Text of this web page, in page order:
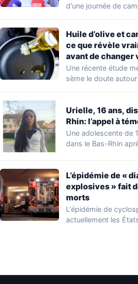
d'une journée de
Huile d’olive et
ce que révèle
avant de changer
Une récente étude
sème le doute
Urielle, 16 ans,
Rhin: l’appel à
Une adolescente de
dans le Bas-Rhin
L’épidémie de «
explosives » fait
morts
L'épidémie de
actuellement les